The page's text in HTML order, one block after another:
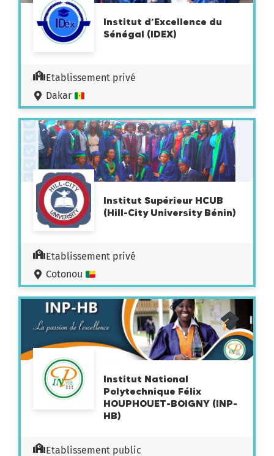
Institut d’Excellence du
Sénégal (IDEX)
Etablissement privé
Dakar
Institut Supérieur HCUB
(Hill-City University Bénin)
Etablissement privé
Cotonou
Institut National
Polytechnique Félix
HOUPHOUET-BOIGNY (INP-
HB)
Etablissement public